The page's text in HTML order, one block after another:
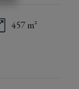
457 m²